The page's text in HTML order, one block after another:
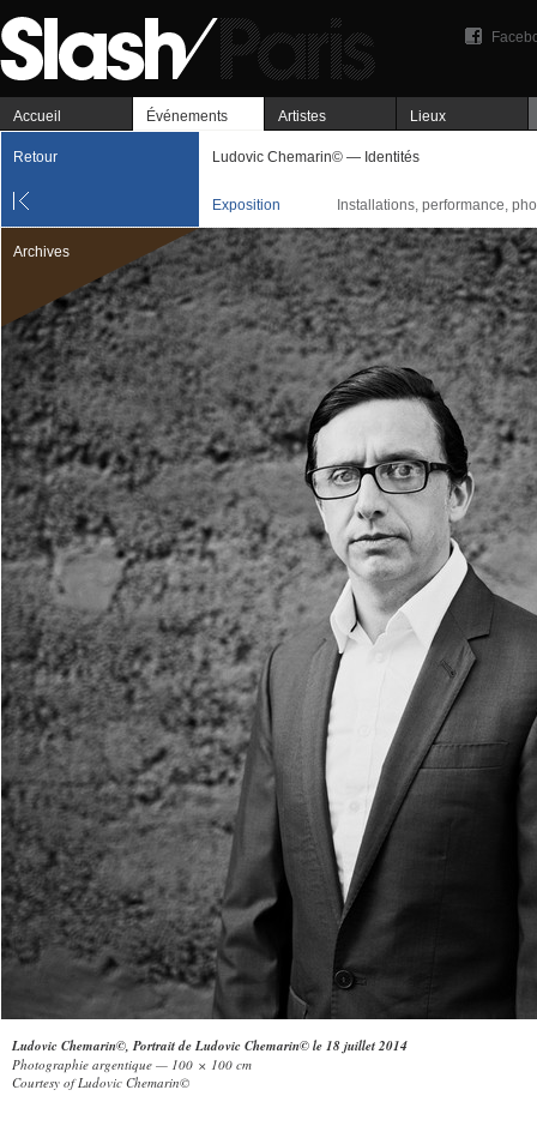
Accueil Événements Artistes Lieux
Retour Ludovic Chemarin© — Identités
Exposition Installations, performance,
Archives
Ludovic Chemarin©, Portrait de Ludovic Chemarin© le 18 juillet 2014
Photographie argentique — 100 × 100 cm
Courtesy of Ludovic Chemarin©